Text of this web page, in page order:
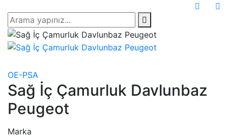
OE-PSA
Sağ İç Çamurluk Davlunbaz
Peugeot
Marka